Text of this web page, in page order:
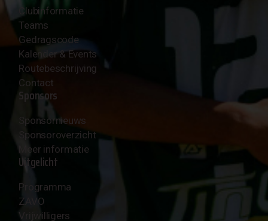
Clubinformatie
Teams
Gedragscode
Kalender & Events
Routebeschrijving
Contact
Sponsors
Sponsornieuws
Sponsoroverzicht
Meer informatie
Uitgelicht
Programma
ZAVO
Vrijwilligers